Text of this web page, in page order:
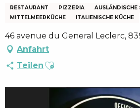
RESTAURANT PIZZERIA
MITTELMEERKÜCHE
ITALIENISCHE KÜCHE
46 avenue du General Leclerc,
Anfahrt
Teilen Ajouter aux favoris